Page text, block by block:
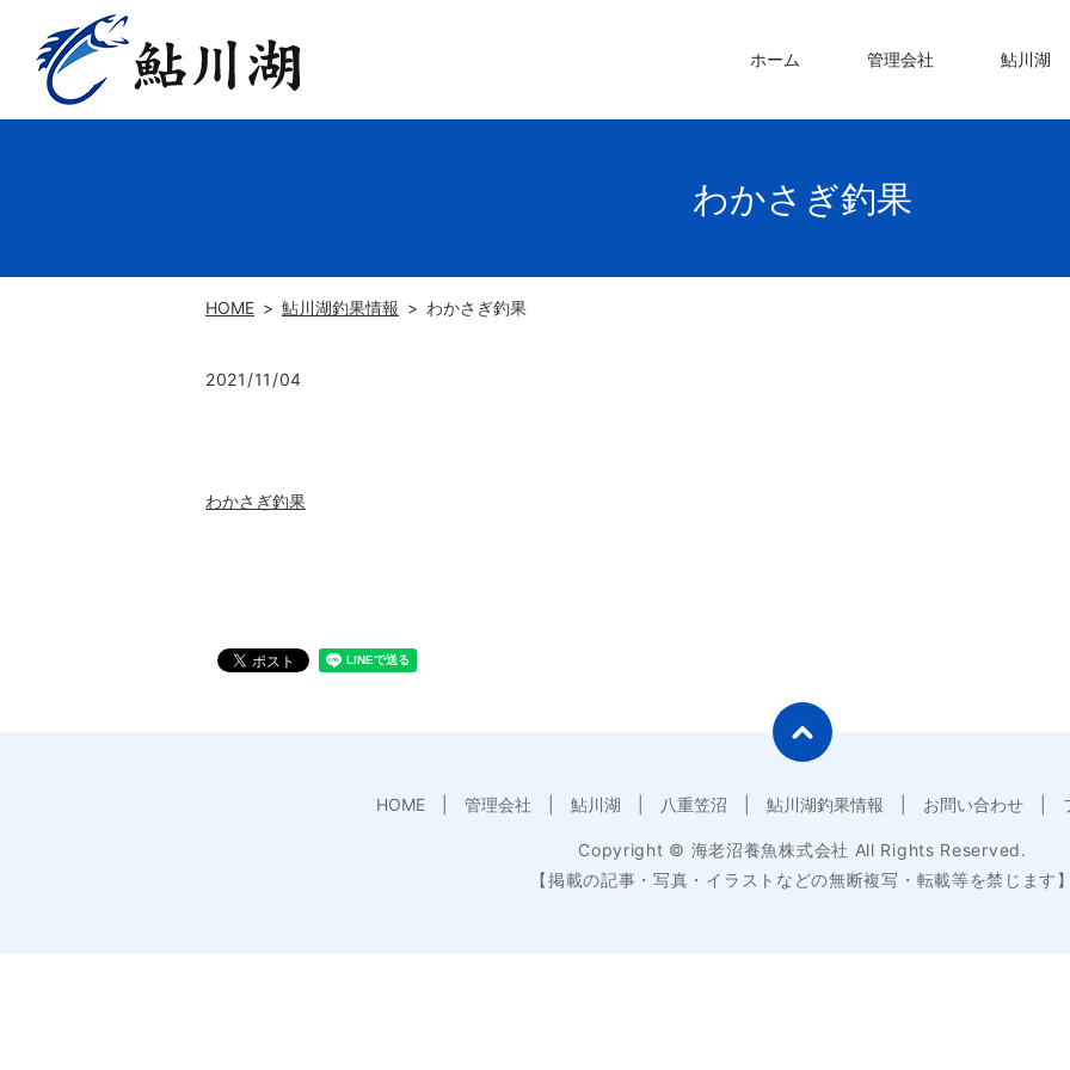
ホーム 管理会社 鮎川湖
わかさぎ釣果
HOME 鮎川湖釣果情報 わかさぎ釣果
2021/11/04
わかさぎ釣果
HOME 管理会社 鮎川湖 八重笠沼 鮎川湖釣果情報 お問い合わせ
Copyright © 海老沼養魚株式会社 All Rights Reserved.
【掲載の記事・写真・イラストなどの無断複写・転載等を禁じます】